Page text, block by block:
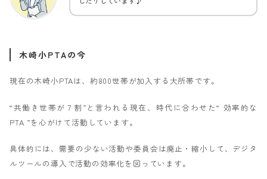
木崎小PTAの今
現在の木崎小PTAは、約800世帯が加入する大所帯です。
“共働き世帯が７割”と言われる現在、時代に合わせた“ 効率的な
PTA ”を心がけて活動しています。
具体的には、需要の少ない活動や委員会は廃止・縮小して、デジタ
ルツールの導入で活動の効率化を図っています。